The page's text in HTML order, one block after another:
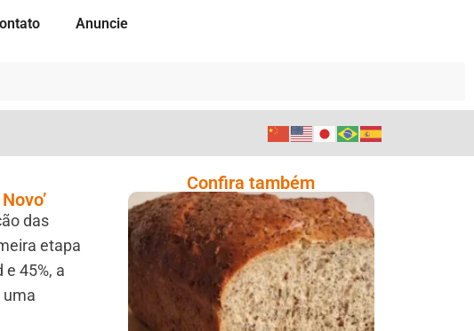
Anuncie
das
etapa
45%, a
uma
Confira também
Comer Bem: Pão Low
Carb